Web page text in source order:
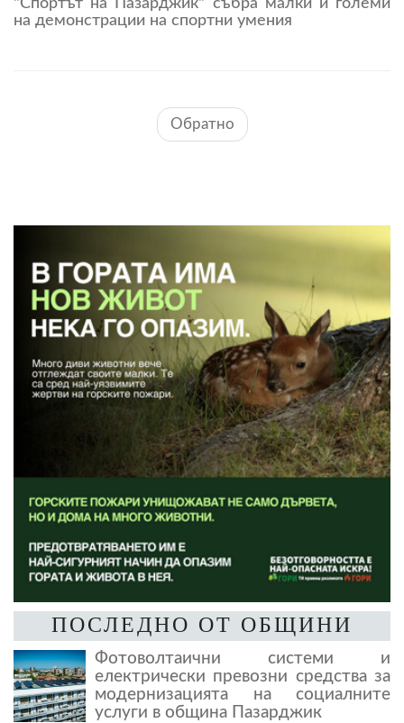
"Спортът на Пазарджик" събра малки и големи
на демонстрации на спортни умения
Обратно
ПОСЛЕДНО ОТ ОБЩИНИ
Фотоволтаични системи и
електрически превозни средства за
модернизацията на социалните
услуги в община Пазарджик